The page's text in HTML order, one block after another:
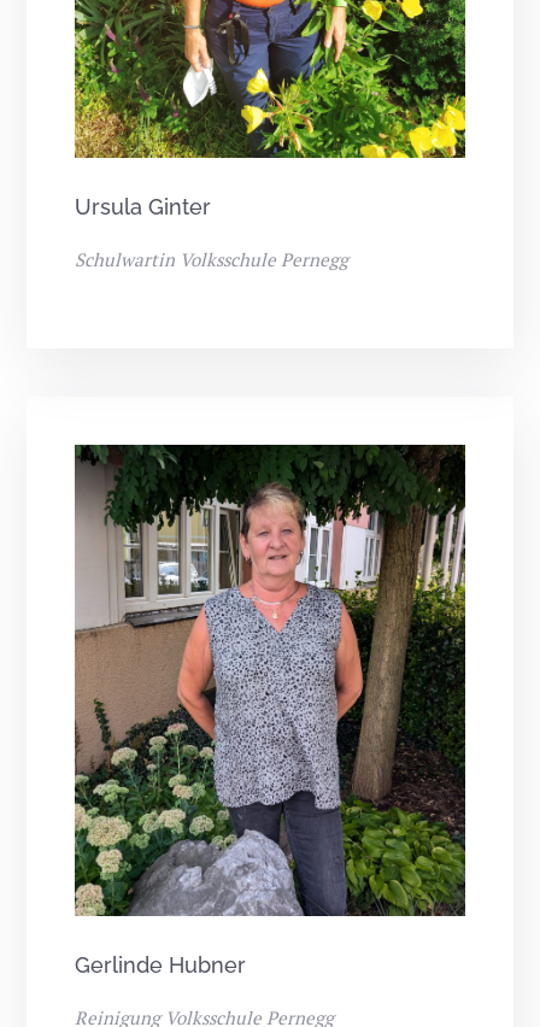
Ursula Ginter
Schulwartin Volksschule Pernegg
Gerlinde Hubner
Reinigung Volksschule Pernegg